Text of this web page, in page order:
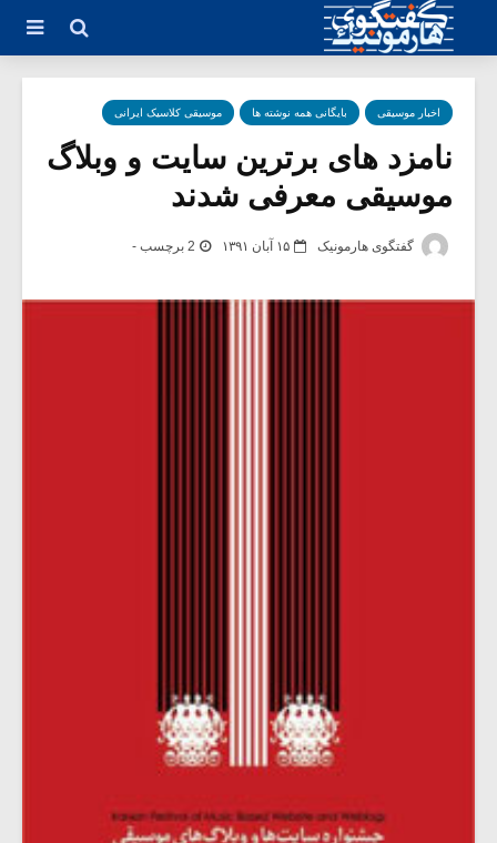
اخبار موسیقی بایگانی همه نوشته ها موسیقی کلاسیک ایرانی
نامزد های برترین سایت و وبلاگ
موسیقی معرفی شدند
گفتگوی هارمونیک ۱۵ آبان ۱۳۹۱ 2 برچسب -